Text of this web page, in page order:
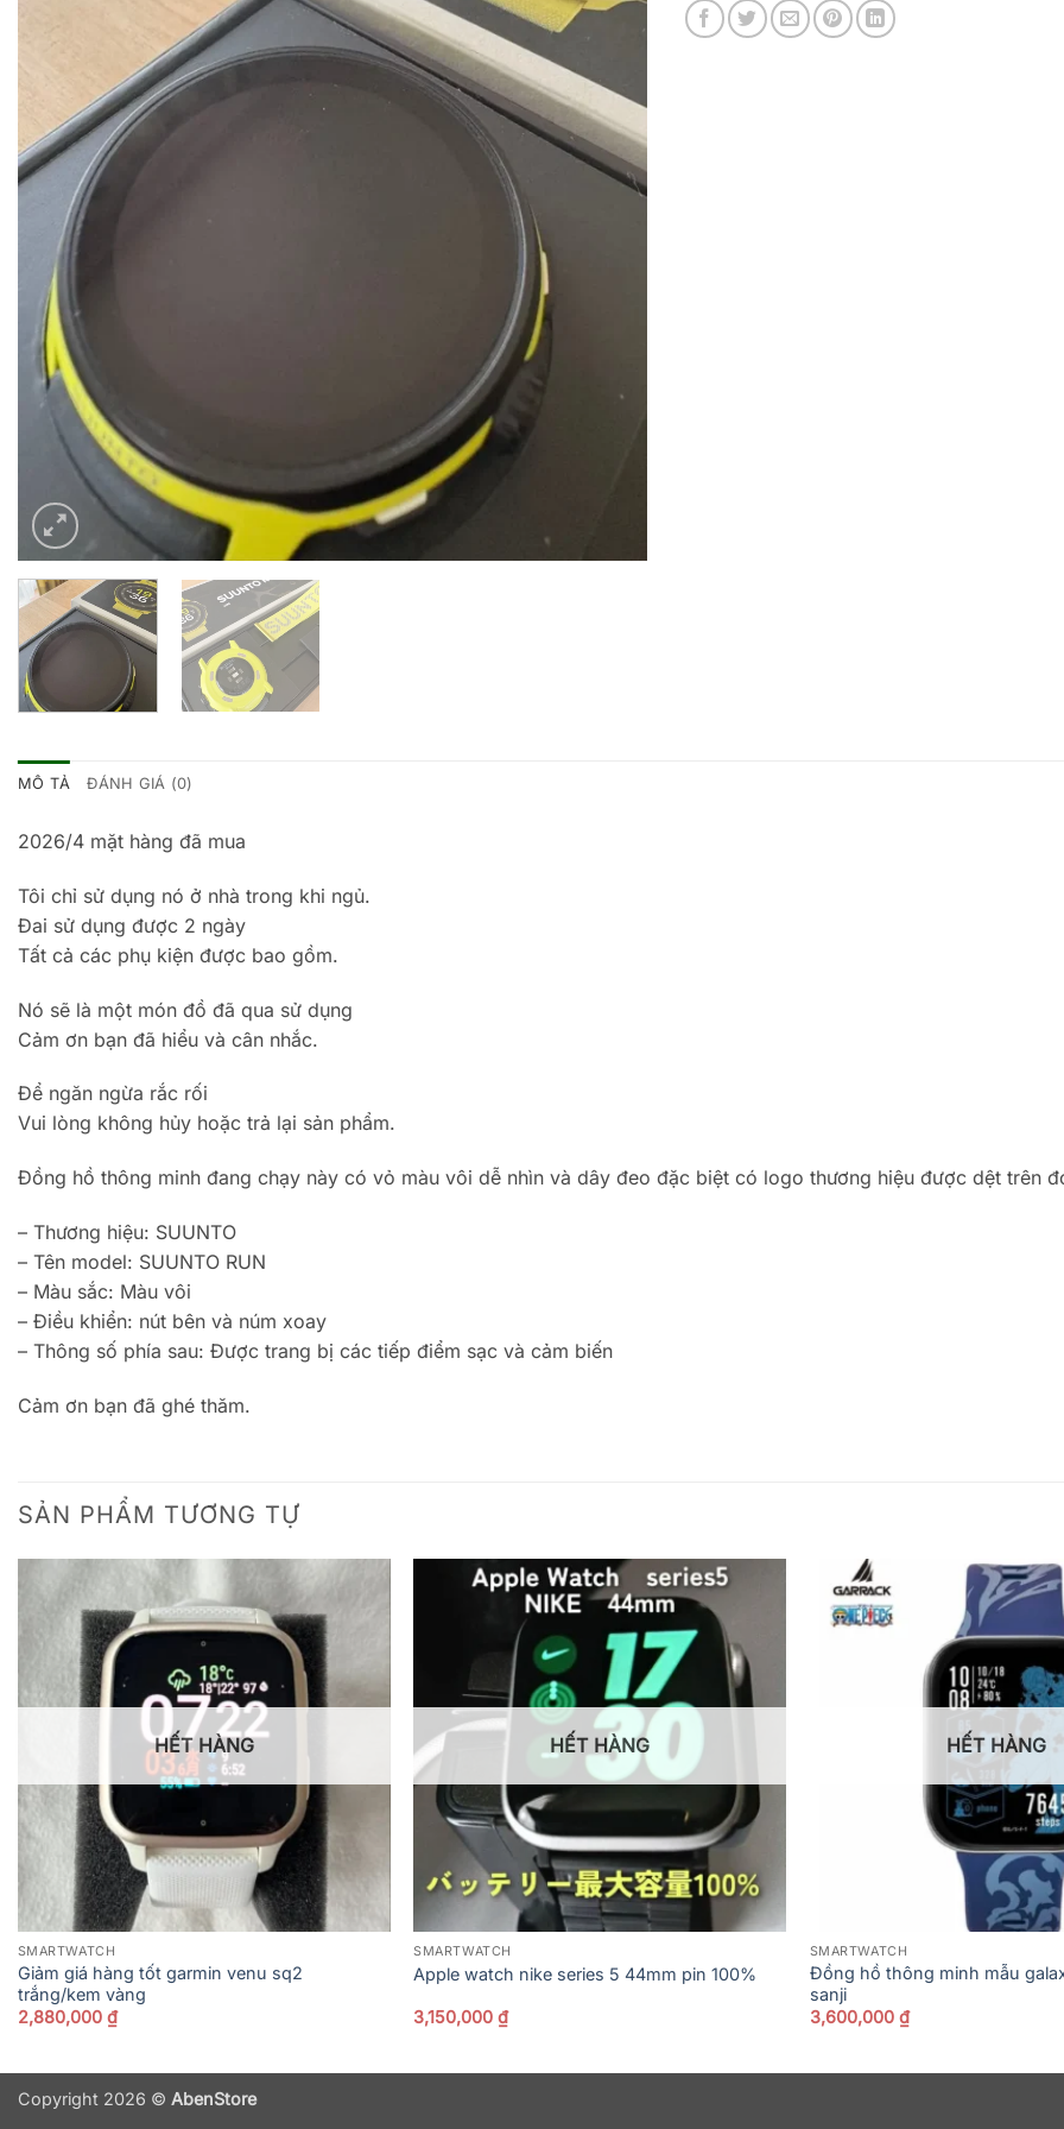
MÔ TẢ ĐÁNH GIÁ (0)
2026/4 mặt hàng đã mua
Tôi chỉ sử dụng nó ở nhà trong khi ngủ.
Đai sử dụng được 2 ngày
Tất cả các phụ kiện được bao gồm.
Nó sẽ là một món đồ đã qua sử dụng
Cảm ơn bạn đã hiểu và cân nhắc.
Để ngăn ngừa rắc rối
Vui lòng không hủy hoặc trả lại sản phẩm.
Đồng hồ thông minh đang chạy này có vỏ màu vôi dễ nhìn và dây đeo đặc biệt có logo thương hiệu được dệt trên
– Thương hiệu: SUUNTO
– Tên model: SUUNTO RUN
– Màu sắc: Màu vôi
– Điều khiển: nút bên và núm xoay
– Thông số phía sau: Được trang bị các tiếp điểm sạc và cảm biến
Cảm ơn bạn đã ghé thăm.
SẢN PHẨM TƯƠNG TỰ
HẾT HÀNG
SMARTWATCH
Giảm giá hàng tốt garmin venu sq2
trắng/kem vàng
2,880,000 ₫
HẾT HÀNG
SMARTWATCH
Apple watch nike series 5 44mm pin 100%
3,150,000₫
HẾT HÀNG
SMARTWATCH
Đồng hồ thông minh mẫu
sanji
3,600,000 ₫
Copyright 2026 © AbenStore